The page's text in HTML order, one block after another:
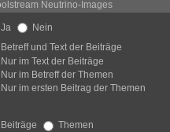
Ja
Nein
Betreff und Text der Beiträge
Nur im Text der Beiträge
Nur im Betreff der Themen
Nur im ersten Beitrag der Themen
Beiträge
Themen